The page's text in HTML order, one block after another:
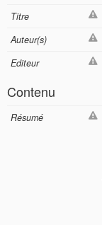
Titre
Auteur(s)
Editeur
Contenu
Résumé